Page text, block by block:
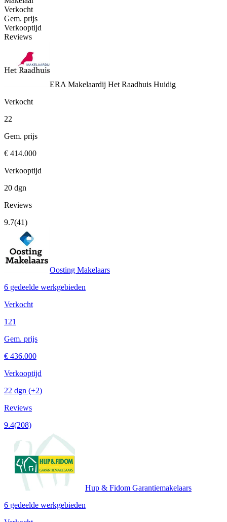
Verkocht
Gem. prijs
Verkooptijd
Reviews
ERA Makelaardij Het Raadhuis Huidig
Verkocht
22
Gem. prijs
€ 414.000
Verkooptijd
20 dgn
Reviews
9.7(41)
Oosting Makelaars
6 gedeelde werkgebieden
Verkocht
121
Gem. prijs
€ 436.000
Verkooptijd
22 dgn (+2)
Reviews
9.4(208)
Hup & Fidom Garantiemakelaars
6 gedeelde werkgebieden